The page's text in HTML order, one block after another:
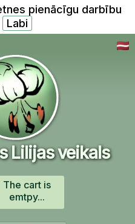
pienācīgu darbību
Lilijas veikals
The cart is
emtpy...